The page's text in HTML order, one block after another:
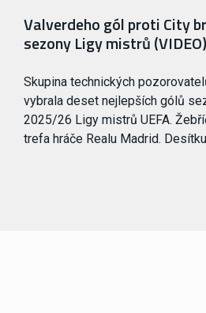
Valverdeho gól proti City
sezony Ligy mistrů (VIDEO)
Skupina technických
vybrala deset nejlepších gólů
2025/26 Ligy mistrů UEFA.
trefa hráče Realu Madrid.